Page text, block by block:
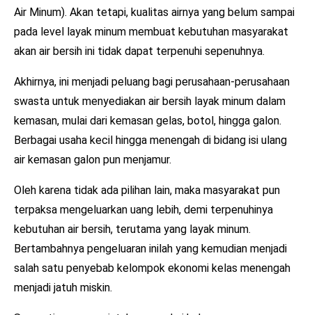
Air Minum). Akan tetapi, kualitas airnya yang belum sampai
pada level layak minum membuat kebutuhan masyarakat
akan air bersih ini tidak dapat terpenuhi sepenuhnya.
Akhirnya, ini menjadi peluang bagi perusahaan-perusahaan
swasta untuk menyediakan air bersih layak minum dalam
kemasan, mulai dari kemasan gelas, botol, hingga galon.
Berbagai usaha kecil hingga menengah di bidang isi ulang
air kemasan galon pun menjamur.
Oleh karena tidak ada pilihan lain, maka masyarakat pun
terpaksa mengeluarkan uang lebih, demi terpenuhinya
kebutuhan air bersih, terutama yang layak minum.
Bertambahnya pengeluaran inilah yang kemudian menjadi
salah satu penyebab kelompok ekonomi kelas menengah
menjadi jatuh miskin.